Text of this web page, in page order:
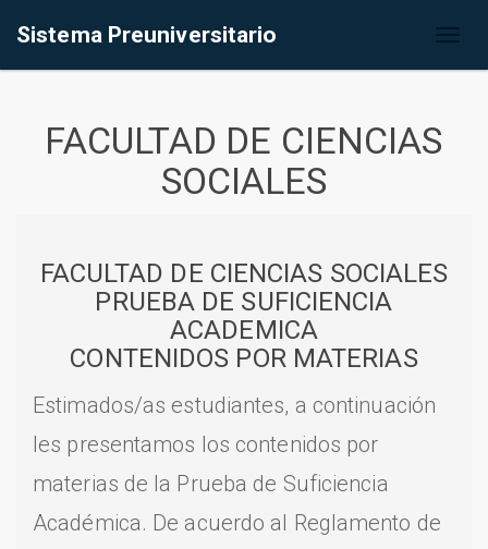
Sistema Preuniversitario
FACULTAD DE CIENCIAS
SOCIALES
FACULTAD DE CIENCIAS SOCIALES
PRUEBA DE SUFICIENCIA
ACADEMICA
CONTENIDOS POR MATERIAS
Estimados/as estudiantes, a continuación
les presentamos los contenidos por
materias de la Prueba de Suficiencia
Académica. De acuerdo al Reglamento de